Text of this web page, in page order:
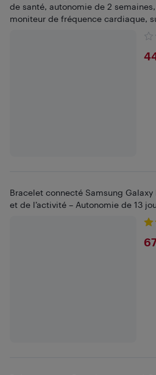
de santé, autonomie de 2
moniteur de fréquence cardiaque,
Bracelet connecté Samsung
et de l’activité – Autonomie de 13